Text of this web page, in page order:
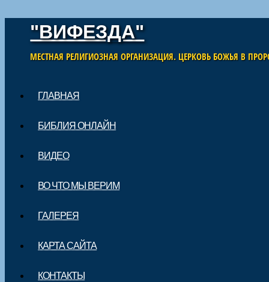
"ВИФЕЗДА"
МЕСТНАЯ РЕЛИГИОЗНАЯ ОРГАНИЗАЦИЯ. ЦЕРКОВЬ БОЖЬЯ В
Main menu
ГЛАВНАЯ
БИБЛИЯ ОНЛАЙН
ВИДЕО
ВО ЧТО МЫ ВЕРИМ
ГАЛЕРЕЯ
КАРТА САЙТА
КОНТАКТЫ